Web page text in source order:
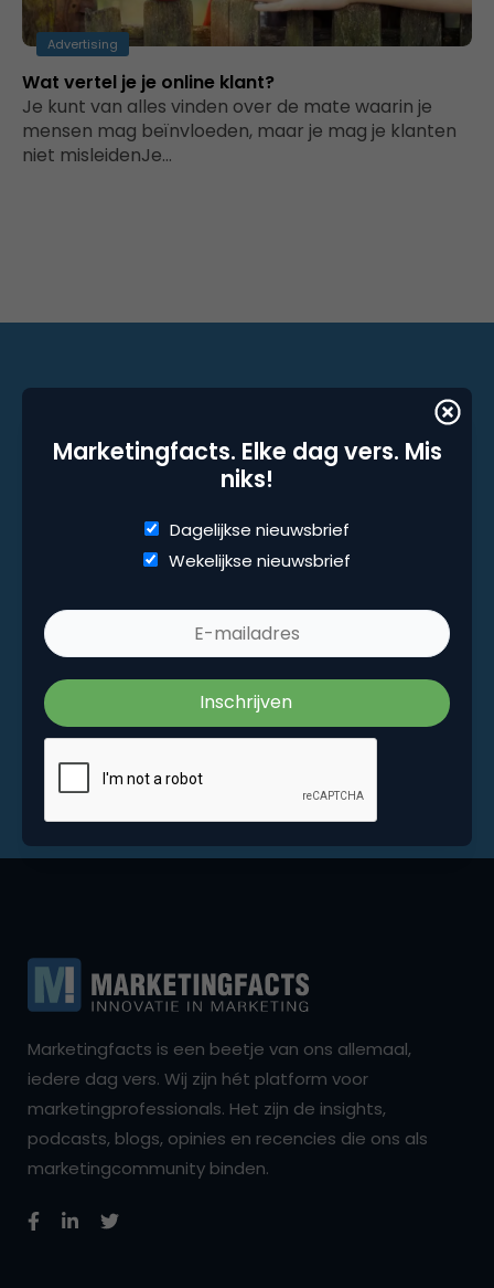
Advertising
Wat vertel je je online klant?
Je kunt van alles vinden over de mate waarin je
mensen mag beïnvloeden, maar je mag je klanten
niet misleidenJe…
Marketingfacts. Elke dag vers. Mis
niks!
Dagelijkse nieuwsbrief
Wekelijkse nieuwsbrief
Marketingfacts. Elke dag vers. Mis niks!
Dagelijkse nieuwsbrief
Marketingfacts is een beetje van ons allemaal,
iedere dag vers. Wij zijn hét platform voor
marketingprofessionals. Het zijn de insights,
podcasts, blogs, opinies en recencies die ons als
marketingcommunity binden.